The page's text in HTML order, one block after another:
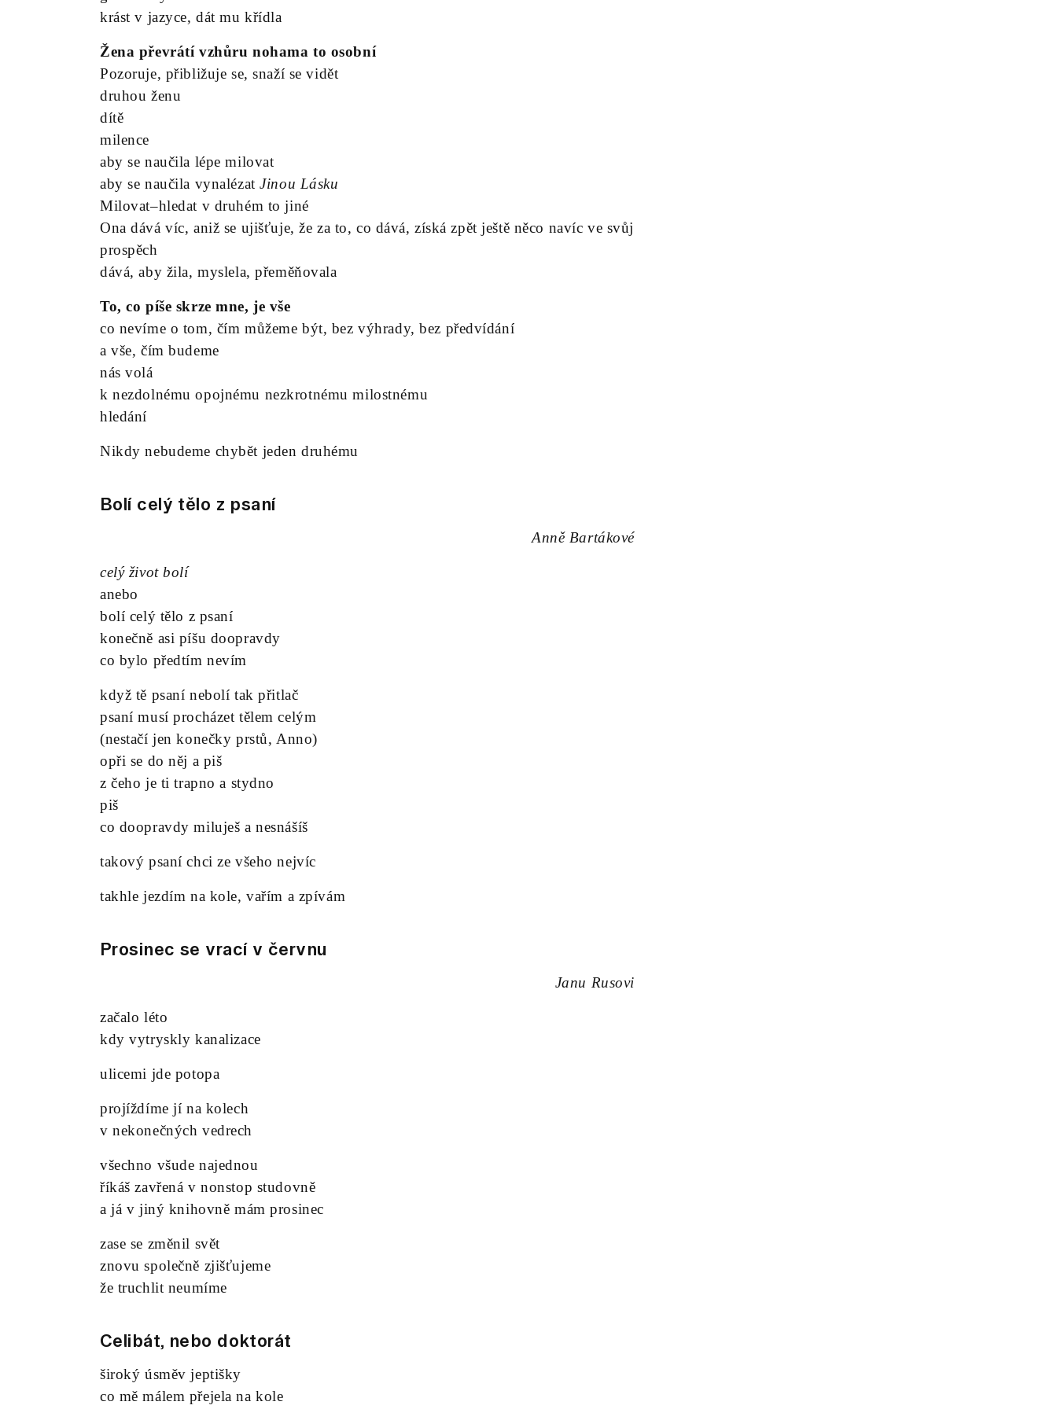
krást v jazyce, dát mu křídla
Žena převrátí vzhůru nohama to osobní
Pozoruje, přibližuje se, snaží se vidět
druhou ženu
dítě
milence
aby se naučila lépe milovat
aby se naučila vynalézatJinou Lásku
Milovat–hledat v druhém to jiné
Ona dává víc, aniž se ujišťuje, že za to, co dává, získá zpět ještě něco navíc ve svůj
prospěch
dává, aby žila, myslela, přeměňovala
To, co píše skrze mne, je vše
co nevíme o tom, čím můžeme být, bez výhrady, bez předvídání
a vše, čím budeme
nás volá
k nezdolnému opojnému nezkrotnému milostnému
hledání
Nikdy nebudeme chybět jeden druhému
Bolí celý tělo z psaní
Anně Bartákové
celý život bolí
anebo
bolí celý tělo z psaní
konečně asi píšu doopravdy
co bylo předtím nevím
když tě psaní nebolí tak přitlač
psaní musí procházet tělem celým
(nestačí jen konečky prstů, Anno)
opři se do něj a piš
z čeho je ti trapno a stydno
piš
co doopravdy miluješ a nesnášíš
takový psaní chci ze všeho nejvíc
takhle jezdím na kole, vařím a zpívám
Prosinec se vrací v červnu
Janu Rusovi
začalo léto
kdy vytryskly kanalizace
ulicemi jde potopa
projíždíme jí na kolech
v nekonečných vedrech
všechno všude najednou
říkáš zavřená v nonstop studovně
a já v jiný knihovně mám prosinec
zase se změnil svět
znovu společně zjišťujeme
že truchlit neumíme
Celibát, nebo doktorát
široký úsměv jeptišky
co mě málem přejela na kole